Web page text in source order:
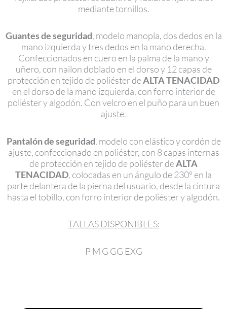
mediante tornillos.
Guantes de seguridad, modelo manopla, dos dedos en la
mano izquierda y tres dedos en la mano derecha.
Confeccionados en cuero en la palma de la mano y
uñero, con nailon doblado en el dorso y 12 capas de
protección en tejido de poliéster deALTA TENACIDAD
en el dorso de la mano izquierda, con forro interior de
poliéster y algodón. Con velcro en el puño para un buen
ajuste.
Pantalón de seguridad, modelo con elástico y cordón de
ajuste, confeccionado en poliéster, con 8 capas internas
de protección en tejido de poliéster deALTA
TENACIDAD, colocadas en un ángulo de 230° en la
parte delantera de la pierna del usuario, desde la cintura
hasta el tobillo, con forro interior de poliéster y algodón.
TALLAS DISPONIBLES:
P M G GG EXG